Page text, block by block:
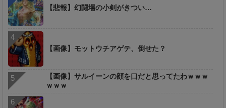
【悲報】幻闘場の小剣がきつい…
【画像】モットウチアゲテ、倒せた？
【画像】サルイーンの顔を口だと思ってたわｗｗｗ
ｗｗｗ